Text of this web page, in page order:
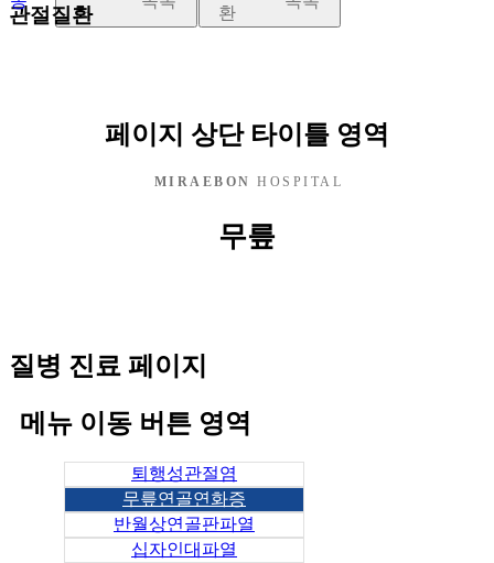
터
환
관절질환
페이지 상단 타이틀 영역
MIRAEBON HOSPITAL
무릎
질병 진료 페이지
메뉴 이동 버튼 영역
퇴행성관절염
무릎연골연화증
반월상연골판파열
십자인대파열